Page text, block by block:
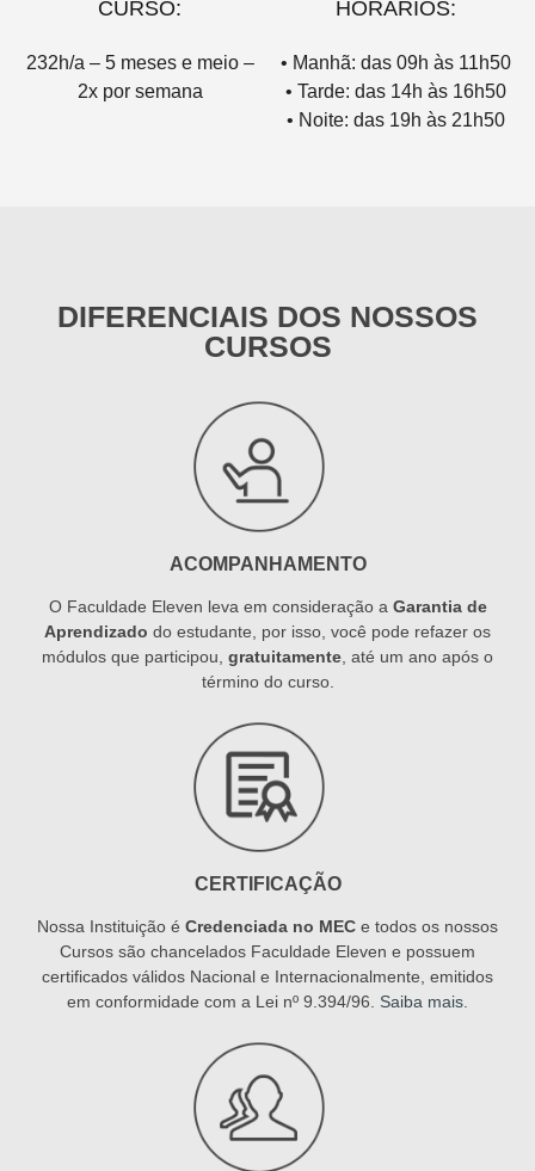
CURSO:
232h/a – 5 meses e meio –
2x por semana
HORÁRIOS:
• Manhã: das 09h às 11h50
• Tarde: das 14h às 16h50
• Noite: das 19h às 21h50
DIFERENCIAIS DOS NOSSOS
CURSOS
ACOMPANHAMENTO
O Faculdade Eleven leva em consideração a Garantia de
Aprendizado do estudante, por isso, você pode refazer os
módulos que participou, gratuitamente , até um ano após o
término do curso.
CERTIFICAÇÃO
Nossa Instituição é Credenciada no MEC e todos os nossos
Cursos são chancelados Faculdade Eleven e possuem
certificados válidos Nacional e Internacionalmente, emitidos
em conformidade com a Lei nº 9.394/96. Saiba mais